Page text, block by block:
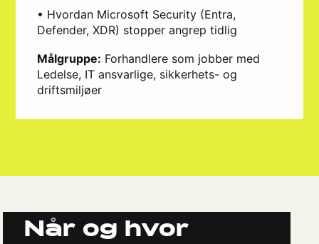
• Hvordan Microsoft Security (Entra,
Defender, XDR) stopper angrep tidlig
Målgruppe: Forhandlere som jobber med
Ledelse, IT ansvarlige, sikkerhets- og
driftsmiljøer
Når og hvor